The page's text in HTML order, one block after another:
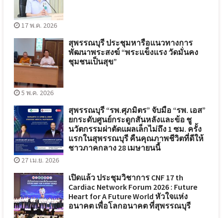
17 พ.ค. 2026
สุพรรณบุรี ประชุมหารือแนวทางการ
พัฒนาพระสงฆ์ “พระแข็งแรง วัดมั่นคง
ชุมชนเป็นสุข”
5 พ.ค. 2026
สุพรรณบุรี “รพ.ศุภมิตร” จับมือ “รพ. เอส”
ยกระดับศูนย์กระดูกสันหลังและข้อ ชู
นวัตกรรมผ่าตัดแผลเล็กไม่ถึง 1 ซม. ครั้ง
แรกในสุพรรณบุรี คืนคุณภาพชีวิตที่ดีให้
ชาวภาคกลาง 28 เมษายนนี้
27 เม.ย. 2026
เปิดแล้ว ประชุมวิชาการ CNF 17 th
Cardiac Network Forum 2026 : Future
Heart for A Future World หัวใจแห่ง
อนาคต เพื่อโลกอนาคต ที่สุพรรณบุรี